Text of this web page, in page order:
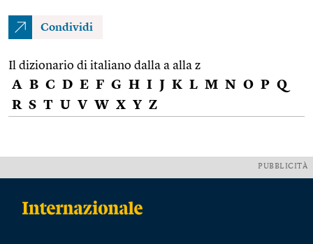
Condividi
Il dizionario di italiano dalla a alla z
A B C D E F G H I J K L M N O P Q
R S T U V W X Y Z
PUBBLICITÀ